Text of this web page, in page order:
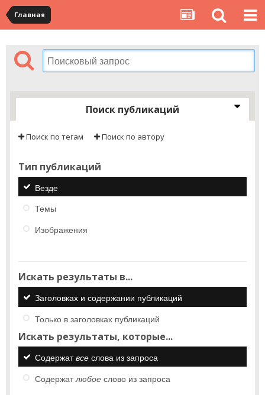
Главная
Поиск публикаций
Поиск по тегам Поиск по автору
Тип публикаций
Везде
Темы
Изображения
Искать результаты в...
Заголовках и содержании публикаций
Только в заголовках публикаций
Искать результаты, которые...
Содержатвсе слова из запроса
Содержатлюбое слово из запроса